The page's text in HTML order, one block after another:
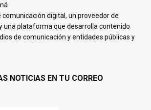
digital, un proveedor de
una plataforma que desarrolla contenido
de comunicación y entidades públicas y
NOTICIAS EN TU CORREO